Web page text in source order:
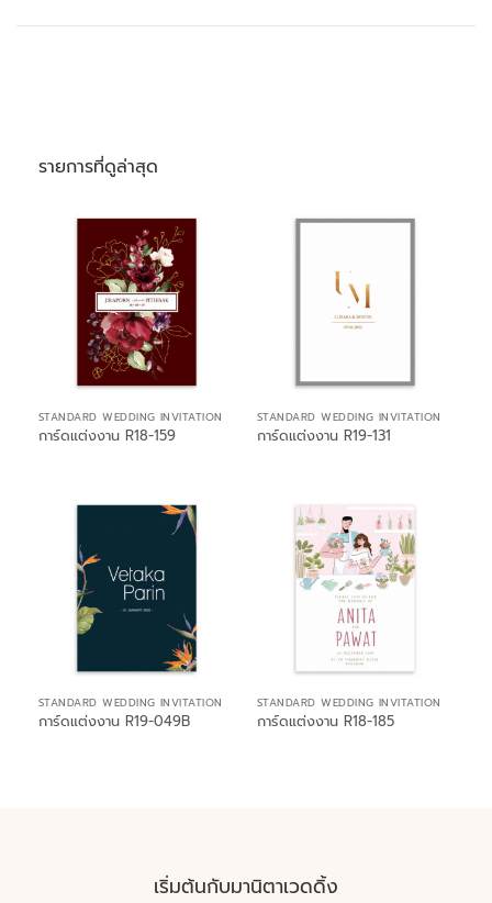
รายการที่ดูล่าสุด
STANDARD WEDDING INVITATION
การ์ดแต่งงาน R18-159
STANDARD WEDDING INVITATION
การ์ดแต่งงาน R19-131
STANDARD WEDDING INVITATION
การ์ดแต่งงาน R19-049B
STANDARD WEDDING INVITATION
การ์ดแต่งงาน R18-185
เริ่มต้นกับมานิตาเวดดิ้ง